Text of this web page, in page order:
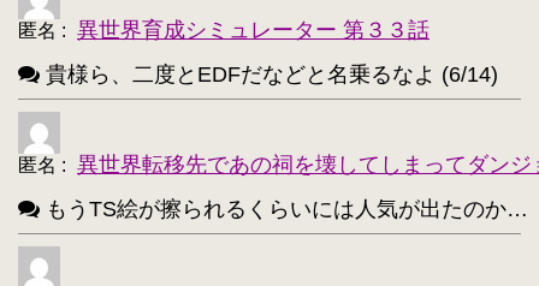
匿名 : 異世界育成シミュレーター 第３３話
貴様ら、二度とEDFだなどと名乗るなよ (6/14)
匿名 : 異世界転移先であの祠を壊してしまってダン
もうTS絵が擦られるくらいには人気が出たのか…